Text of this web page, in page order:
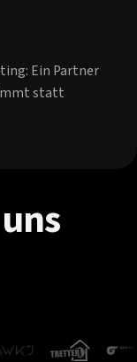
Ein Partner
statt
uns